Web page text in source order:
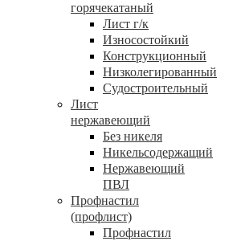
горячекатаный
Лист г/к
Износостойкий
Конструкционный
Низколегированный
Судостроительный
Лист
нержавеющий
Без никеля
Никельсодержащий
Нержавеющий
ПВЛ
Профнастил
(профлист)
Профнастил